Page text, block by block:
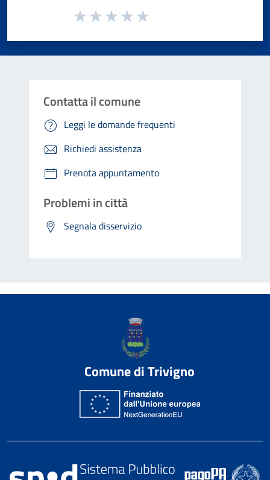
Valuta da 1 a 5 stelle la pagina
Contatta il comune
Leggi le domande frequenti
Richiedi assistenza
Prenota appuntamento
Problemi in città
Segnala disservizio
Comune di Trivigno